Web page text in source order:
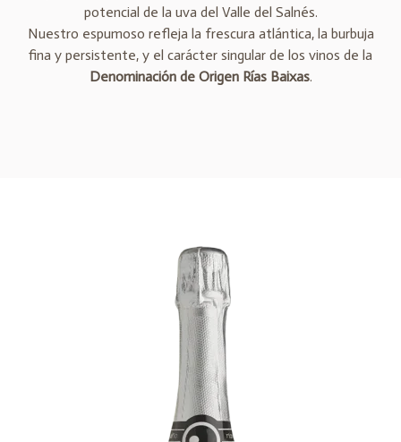
potencial de la uva del Valle del Salnés.
Nuestro espumoso refleja la frescura atlántica, la burbuja
fina y persistente, y el carácter singular de los vinos de la
Denominación de Origen Rías Baixas.